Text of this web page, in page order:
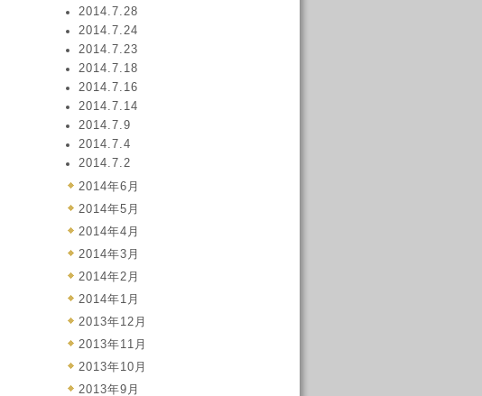
2014.7.28
2014.7.24
2014.7.23
2014.7.18
2014.7.16
2014.7.14
2014.7.9
2014.7.4
2014.7.2
2014年6月
2014年5月
2014年4月
2014年3月
2014年2月
2014年1月
2013年12月
2013年11月
2013年10月
2013年9月